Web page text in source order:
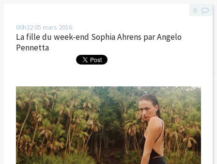
00h22 05 mars 2016
La fille du week-end Sophia Ahrens par Angelo
Pennetta
0